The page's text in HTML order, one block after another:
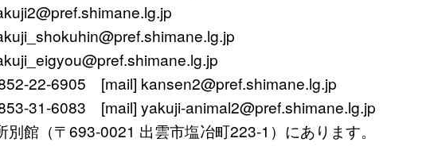
22-6905 [mail] kansen2@pref.shimane.lg.jp
31-6083 [mail] yakuji-animal2@pref.shimane.lg.jp
0021 出雲市塩冶町223-1）にあります。